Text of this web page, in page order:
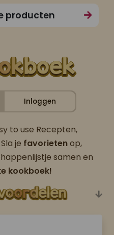
producten
Inloggen
to use Recepten,
je favorietenop,
samen en
kookboek!